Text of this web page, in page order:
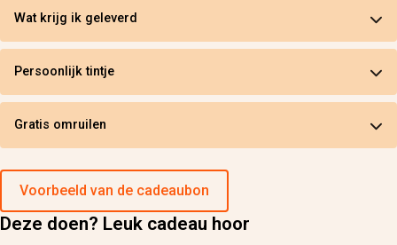
Wat krijg ik geleverd
Persoonlijk tintje
Gratis omruilen
Voorbeeld van de cadeaubon
Deze doen? Leuk cadeau hoor